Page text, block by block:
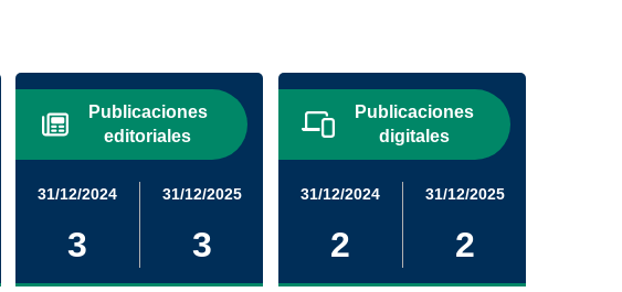
Publicaciones
editoriales
31/12/2024
3
31/12/2025
3
Publicaciones
digitales
31/12/2024
2
31/12/2025
2